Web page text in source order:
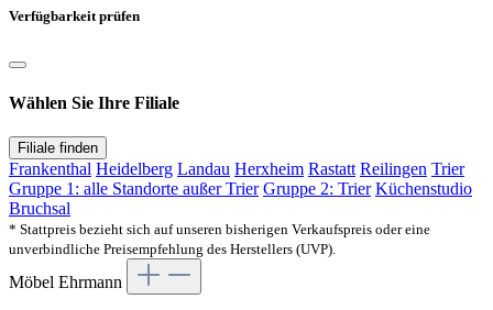
Verfügbarkeit prüfen
Wählen Sie Ihre Filiale
Filiale finden
Frankenthal Heidelberg Landau Herxheim Rastatt Reilingen Trier
Gruppe 1: alle Standorte außer Trier Gruppe 2: Trier Küchenstudio
Bruchsal
* Stattpreis bezieht sich auf unseren bisherigen Verkaufspreis oder eine
unverbindliche Preisempfehlung des Herstellers (UVP).
Möbel Ehrmann